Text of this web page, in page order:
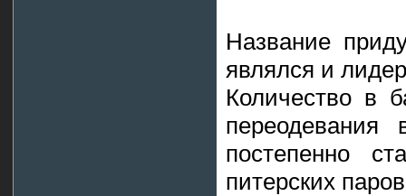
Название
являлся и
Количество в
постепенно
питерских